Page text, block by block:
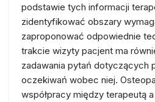
podstawie tych informacji
zidentyfikować obszary
zaproponować odpowiednie
trakcie wizyty pacjent ma
zadawania pytań dotyczących
oczekiwań wobec niej.
współpracy między terapeutą